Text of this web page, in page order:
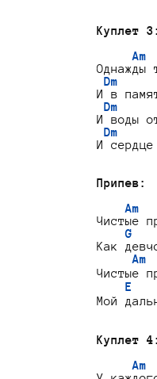
Куплет 3:
Однажды
Dm
И в
Dm
И воды
Dm
И
Припев:
Чистые
G
Как
Чистые
E
Мой
Куплет 4: